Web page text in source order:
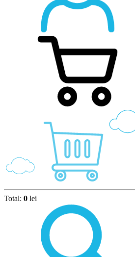
Total: 0 lei